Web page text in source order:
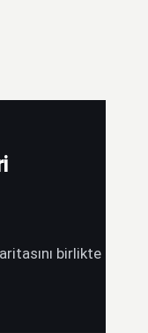
birlikte